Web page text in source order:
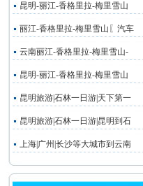
昆明-丽江-香格里拉-梅里雪山
丽江-香格里拉-梅里雪山〖汽车
云南丽江-香格里拉-梅里雪山-
昆明-丽江-香格里拉-梅里雪山
昆明旅游|石林一日游|天下第一
昆明旅游|石林一日游|昆明到石
上海|广州|长沙等大城市到云南